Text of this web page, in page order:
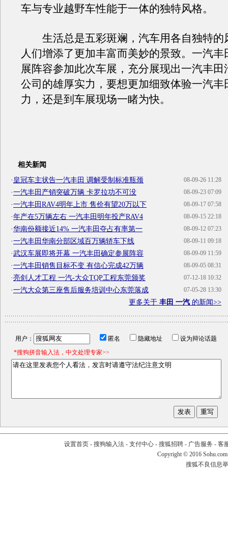
车与专业越野车性能于一体的独特风格。
生活总是五彩斑斓，汽车用各自独特的
人们增添了更加丰富而美妙的景致。一汽丰
展阵容参加此次车展，充分展现出一汽丰田
公司的雄厚实力，要想更加细致体验一汽丰
力，还是到车展现场一睹为快。
相关新闻
08-09-26 11:28
·皇冠车主状告一汽丰田 调解受制标准瓶颈
08-09-23 07:09
·一汽丰田产销突破万辆 卡罗拉功不可没
08-09-17 07:58
·一汽丰田RAV4明年上市 售价有望20万以下
08-09-15 22:18
·年产在5万辆左右 一汽丰田明年投产RAV4
08-09-12 07:23
·华南份额接近14% 一汽丰田夺占有率第一
08-09-11 09:18
·一汽丰田华南分部区域百万辆轿车下线
08-09-09 11:59
·武汉车展即将开幕 一汽丰田确定参展阵容
08-09-05 08:31
·一汽丰田销售目标不变 有信心完成42万辆
07-12-18 10:32
·亮剑人才工程 一汽-大众TQP工程东莞颁奖
07-05-28 13:30
·一汽大众第三座售后服务培训中心东莞落成
更多关于 丰田 一汽 的新闻>>
用户： 匿名 隐藏地址
设为辩论话题
*搜狗拼音输入法，中文处理专家>>
设置首页- 搜狗输入法- 支付中心- 搜狐招聘- 广告服务 - 客
Copyright © 2016
搜狐不良信息